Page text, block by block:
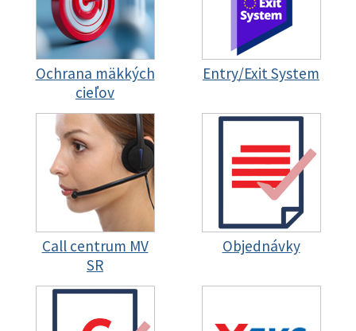
Ochrana mäkkých
cieľov
Entry/Exit System
Call centrum MV
SR
Objednávky